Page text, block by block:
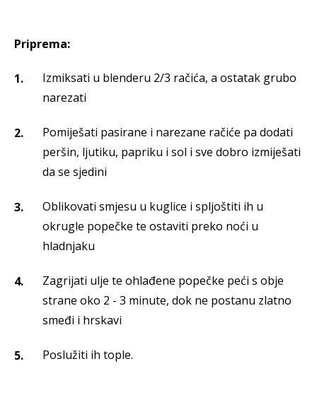
Priprema:
Izmiksati u blenderu 2/3 račića, a ostatak grubo
narezati
Pomiješati pasirane i narezane račiće pa dodati
peršin, ljutiku, papriku i sol i sve dobro izmiješati
da se sjedini
Oblikovati smjesu u kuglice i spljoštiti ih u
okrugle popečke te ostaviti preko noći u
hladnjaku
Zagrijati ulje te ohlađene popečke peći s obje
strane oko 2 - 3 minute, dok ne postanu zlatno
smeđi i hrskavi
Poslužiti ih tople.